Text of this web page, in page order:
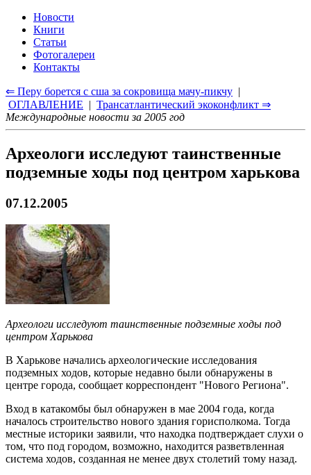
Новости
Книги
Статьи
Фотогалереи
Контакты
⇐ Перу борется с сша за сокровища мачу-пикчу |
ОГЛАВЛЕНИЕ | Трансатлантический экоконфликт ⇒
Международные новости за 2005 год
Археологи исследуют таинственные
подземные ходы под центром харькова
07.12.2005
Археологи исследуют таинственные подземные ходы под
центром Харькова
В Харькове начались археологические исследования
подземных ходов, которые недавно были обнаружены в
центре города, сообщает корреспондент "Нового Региона".
Вход в катакомбы был обнаружен в мае 2004 года, когда
началось строительство нового здания горисполкома. Тогда
местные историки заявили, что находка подтверждает слухи о
том, что под городом, возможно, находится разветвленная
система ходов, созданная не менее двух столетий тому назад.